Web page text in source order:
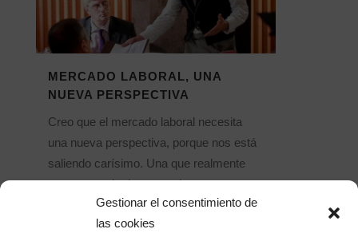
Gestionar el consentimiento de
las cookies
MERCADO LABORAL, UNA
NUEVA PERSPECTIVA
Creo que el mercado laboral necesita
una nueva perspectiva, porque nos está
saliendo carísimo. Una que realmente
ponga en valor lo que cada uno
aportamos en nuestro trabajo. Me
explico. Llevo una temporada